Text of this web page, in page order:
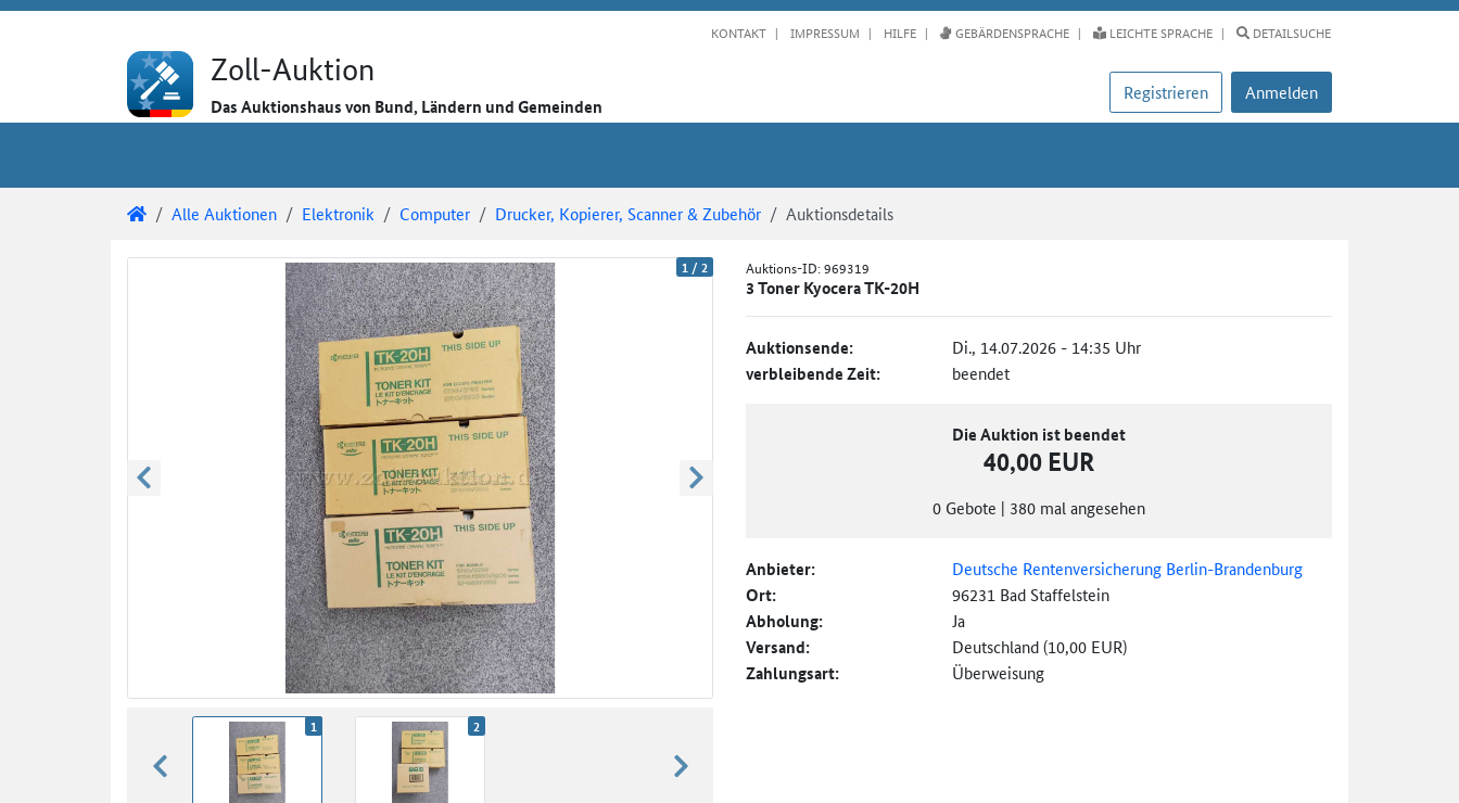
KONTAKT IMPRESSUM HILFE GEBÄRDENSPRACHE LEICHTE SPRACHE DETAILSUCHE
Zoll-Auktion
Das Auktionshaus von Bund, Ländern und Gemeinden
Registrieren Anmelden
Zoll-Auktion
Alle Auktionen Elektronik Computer Drucker, Kopierer, Scanner & Zubehör Auktionsdetails
Auktionsdetails
Auktionsüberblick 1 /2
zurück blättern weiter blättern
zurück blättern
1 2
weiter blättern
Auktions-ID:969319
3 Toner Kyocera TK-20H
Auktionsende: Di., 14.07.2026 - 14:35 Uhr
verbleibende Zeit: beendet
Die Auktion ist beendet
40,00 EUR
0 Gebote | 380 mal angesehen
Anbieter: Deutsche Rentenversicherung Berlin-Brandenburg
Ort: 96231 Bad Staffelstein
Abholung: Ja
Versand: Deutschland (10,00 EUR)
Zahlungsart: Überweisung